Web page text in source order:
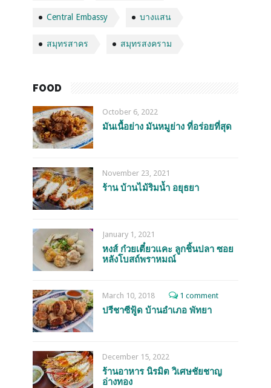
Central Embassy บางแสน
สมุทรสาคร สมุทรสงคราม
FOOD
October 6, 2022
มันเนื้อย่าง มันหมูย่าง ที่อร่อยที่สุด
November 23, 2021
ร้าน บ้านไม้ริมน้ำ อยุธยา
January 1, 2021
หงส์ ก๋วยเตี๋ยวแคะ ลูกชิ้นปลา ซอย
หลังโบสถ์พราหมณ์
March 10, 2018 1 comment
ปรีชาซีฟู้ด บ้านอำเภอ พัทยา
December 15, 2022
ร้านอาหาร นิรมิต วิเศษชัยชาญ
อ่างทอง